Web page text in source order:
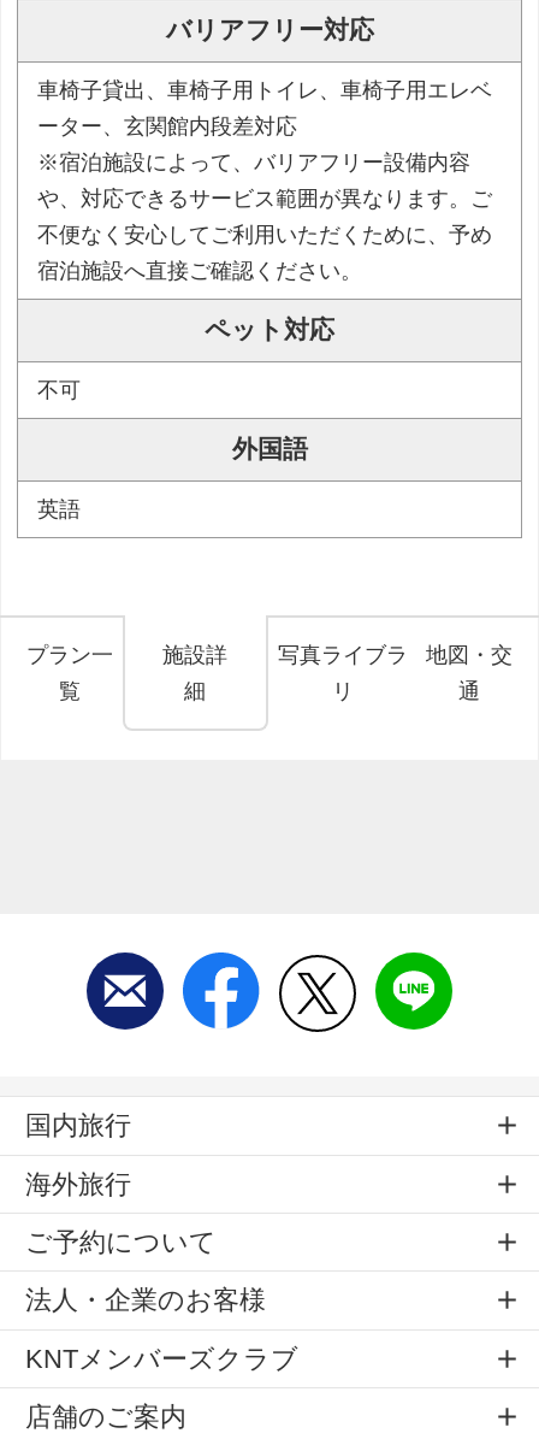
バリアフリー対応
車椅子貸出、車椅子用トイレ、車椅子用エレベ
ーター、玄関館内段差対応
※宿泊施設によって、バリアフリー設備内容
や、対応できるサービス範囲が異なります。ご
不便なく安心してご利用いただくために、予め
宿泊施設へ直接ご確認ください。
ペット対応
不可
外国語
英語
プラン一
覧
施設詳
細
写真ライブラ
リ
地図・交
通
国内旅行
海外旅行
ご予約について
法人・企業のお客様
KNTメンバーズクラブ
店舗のご案内